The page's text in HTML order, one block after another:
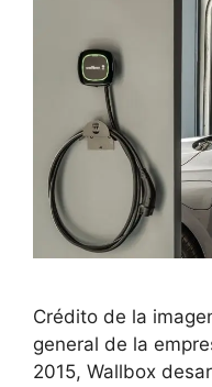
Crédito de la
general de la
2015, Wallbox